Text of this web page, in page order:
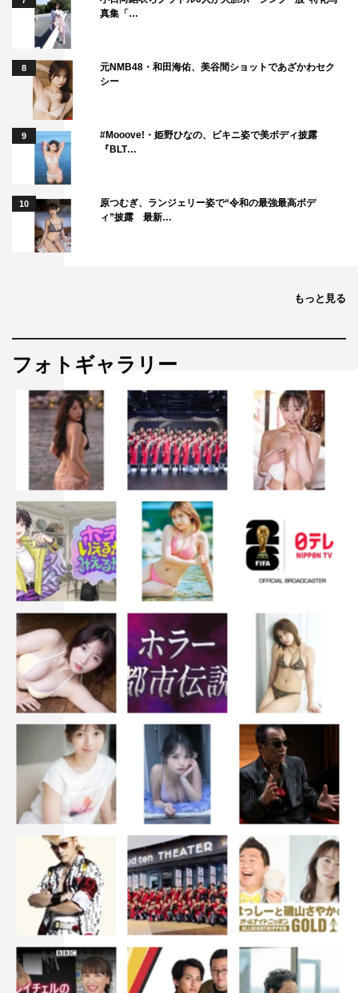
キャスト：蒼井優 高橋一生
東出昌大 坂東龍汰 恒松祐里 笹野高史
監督：黒沢清
脚本：濱口竜介 野原位 黒沢清
音楽：長岡亮介
1940年、神戸で貿易商を営む優作は、赴いた満州で偶然
らしめようとする。聡子は反逆者と疑われる夫を信じ、ス
パイの妻と罵られようとも、その身が破滅することも厭わ
ず、ただ愛する夫とともに生きることを心に誓う。太平洋
戦争開戦間近の日本で、夫婦の運命は時代の荒波に飲まれ
＜WEB＞
公式サイト：http://wos.bitters.co.jp/
©2020 NHK, NEP, Incline, C&I
坂東龍汰 東出昌大 蒼井優
高橋一生 黒沢清
真集「…
8
元NMB48・和田海佑、美谷間ショットであざかわセク
シー
9
#Mooove!・姫野ひなの、ビキニ姿で美ボディ披露
『BLT…
10
原つむぎ、ランジェリー姿で“令和の最強最高ボデ
ィ”披露 最新…
もっと見る
フォトギャラリー